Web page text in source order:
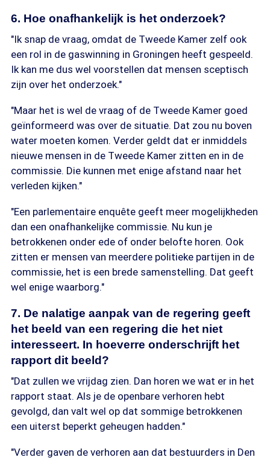
6. Hoe onafhankelijk is het onderzoek?
"Ik snap de vraag, omdat de Tweede Kamer zelf ook
een rol in de gaswinning in Groningen heeft gespeeld.
Ik kan me dus wel voorstellen dat mensen sceptisch
zijn over het onderzoek."
"Maar het is wel de vraag of de Tweede Kamer goed
geïnformeerd was over de situatie. Dat zou nu boven
water moeten komen. Verder geldt dat er inmiddels
nieuwe mensen in de Tweede Kamer zitten en in de
commissie. Die kunnen met enige afstand naar het
verleden kijken."
"Een parlementaire enquête geeft meer mogelijkheden
dan een onafhankelijke commissie. Nu kun je
betrokkenen onder ede of onder belofte horen. Ook
zitten er mensen van meerdere politieke partijen in de
commissie, het is een brede samenstelling. Dat geeft
wel enige waarborg."
7. De nalatige aanpak van de regering geeft
het beeld van een regering die het niet
interesseert. In hoeverre onderschrijft het
rapport dit beeld?
"Dat zullen we vrijdag zien. Dan horen we wat er in het
rapport staat. Als je de openbare verhoren hebt
gevolgd, dan valt wel op dat sommige betrokkenen
een uiterst beperkt geheugen hadden."
"Verder gaven de verhoren aan dat bestuurders in Den